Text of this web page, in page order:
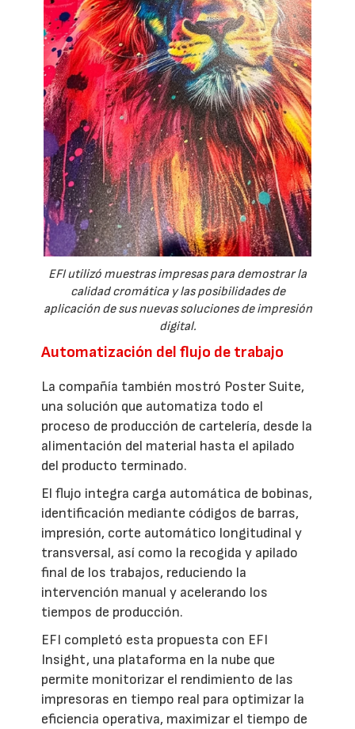
EFI utilizó muestras impresas para demostrar la
calidad cromática y las posibilidades de
aplicación de sus nuevas soluciones de impresión
digital.
Automatización del flujo de trabajo
La compañía también mostró Poster Suite,
una solución que automatiza todo el
proceso de producción de cartelería, desde la
alimentación del material hasta el apilado
del producto terminado.
El flujo integra carga automática de bobinas,
identificación mediante códigos de barras,
impresión, corte automático longitudinal y
transversal, así como la recogida y apilado
final de los trabajos, reduciendo la
intervención manual y acelerando los
tiempos de producción.
EFI completó esta propuesta con EFI
Insight, una plataforma en la nube que
permite monitorizar el rendimiento de las
impresoras en tiempo real para optimizar la
eficiencia operativa, maximizar el tiempo de